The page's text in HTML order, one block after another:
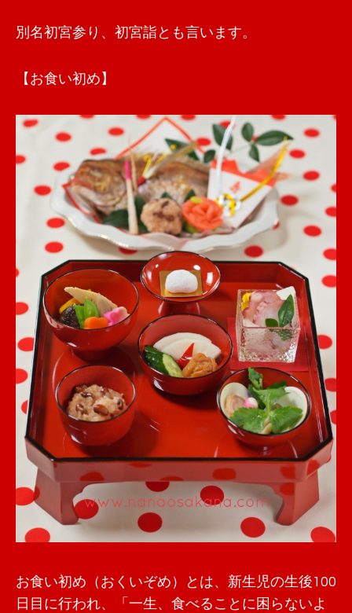
別名初宮参り、初宮詣とも言います。
【お食い初め】
お食い初め（おくいぞめ）とは、新生児の生後100
日目に行われ、「一生、食べることに困らないよ